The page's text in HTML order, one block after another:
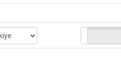
Stoktakiler